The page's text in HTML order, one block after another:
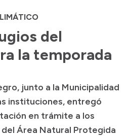
del
la temporada
junto a la Municipalidad
instituciones, entregó
en trámite a los
Área Natural Protegida